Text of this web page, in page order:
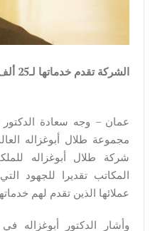
الشركة تقدم خدماتها لـ25 ألف عميل
عمان – وجه سعادة
مجموعة طلال أبوغزاله
شركة طلال أبوغزاله
المكاتب تقديرا للجهود
عملائها الذين تقدم لهم خدماتها 25 ألف
وأشار الدكتور أبوغزاله